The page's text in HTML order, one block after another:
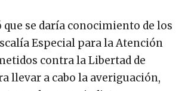
que se daría conocimiento de los
Especial para la Atención
contra la Libertad de
llevar a cabo la averiguación,